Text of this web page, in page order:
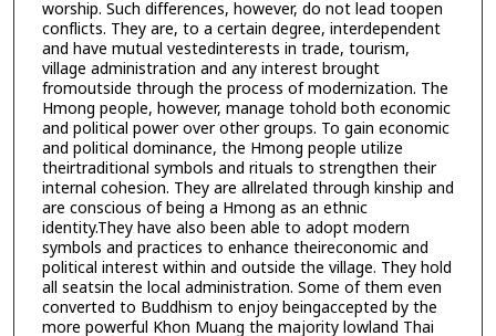
worship. Such differences, however, do not lead toopen
conflicts. They are, to a certain degree, interdependent
and have mutual vestedinterests in trade, tourism,
village administration and any interest brought
fromoutside through the process of modernization. The
Hmong people, however, manage tohold both economic
and political power over other groups. To gain economic
and political dominance, the Hmong people utilize
theirtraditional symbols and rituals to strengthen their
internal cohesion. They are allrelated through kinship and
are conscious of being a Hmong as an ethnic
identity.They have also been able to adopt modern
symbols and practices to enhance theireconomic and
political interest within and outside the village. They hold
all seatsin the local administration. Some of them even
converted to Buddhism to enjoy beingaccepted by the
more powerful Khon Muang the majority lowland Thai